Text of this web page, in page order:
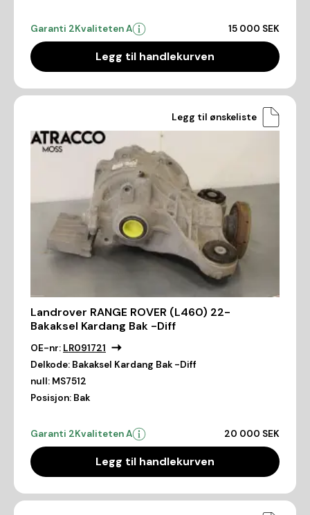
Garanti 2Kvaliteten A 15 000 SEK
Legg til handlekurven
Legg til ønskeliste
Landrover RANGE ROVER (L460) 22-
Bakaksel Kardang Bak -Diff
OE-nr: LR091721
Delkode: Bakaksel Kardang Bak -Diff
null: MS7512
Posisjon: Bak
Garanti 2Kvaliteten A 20 000 SEK
Legg til handlekurven